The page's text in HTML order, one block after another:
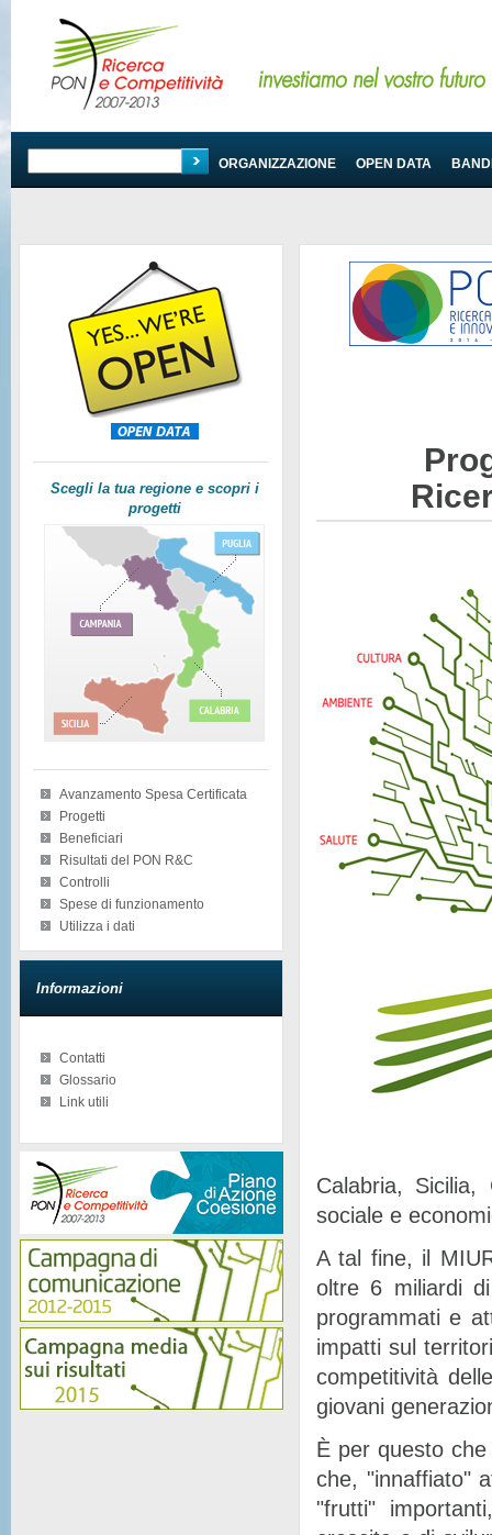
PROGRAMMA ORGANIZZAZIONE OPEN DATA
Scegli la tua regione e scopri i
progetti
Avanzamento Spesa Certificata
Progetti
Beneficiari
Risultati del PON R&C
Controlli
Spese di funzionamento
Utilizza i dati
Informazioni
Contatti
Glossario
Link utili
Calabria, Sicilia,
sociale e
A tal fine, il
oltre 6 miliardi
programmati e
impatti sul
competitività
giovani
È per questo
che, "innaffiato"
"frutti"